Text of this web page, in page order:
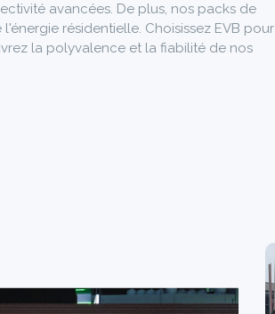
avancées. De plus, nos packs de
résidentielle. Choisissez EVB pour
la polyvalence et la fiabilité de nos